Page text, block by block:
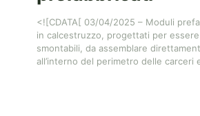
<![CDATA[ 03/04/2025 – Moduli
in calcestruzzo, progettati per
smontabili, da assemblare
all’interno del perimetro delle